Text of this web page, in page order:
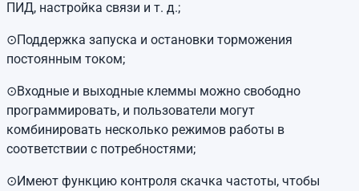
ПИД, настройка связи и т. д.;
⊙Поддержка запуска и остановки торможения
постоянным током;
⊙Входные и выходные клеммы можно свободно
программировать, и пользователи могут
комбинировать несколько режимов работы в
соответствии с потребностями;
⊙Имеют функцию контроля скачка частоты, чтобы